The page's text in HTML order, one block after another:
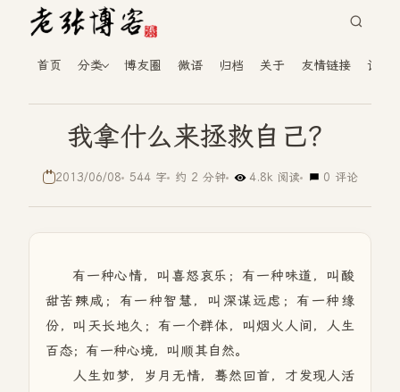
首页 分类 博友圈 微语 归档 关于 友情链接 读者
我拿什么来拯救自己？
2013/06/08 544 字 约 2 分钟 4.8k 阅读 0 评论
有一种心情，叫喜怒哀乐；有一种味道，叫酸
甜苦辣咸；有一种智慧，叫深谋远虑；有一种缘
份，叫天长地久；有一个群体，叫烟火人间，人生
百态；有一种心境，叫顺其自然。
人生如梦，岁月无情，蓦然回首，才发现人活